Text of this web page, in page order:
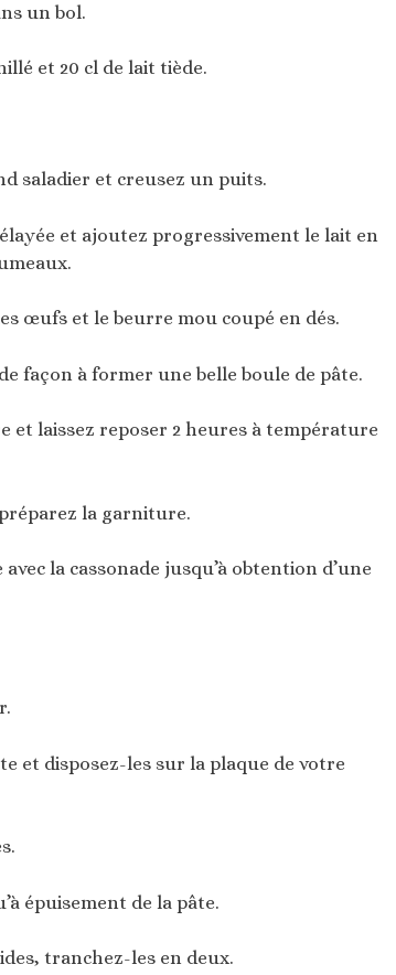
un bol.
et 20 cl de lait tiède.
saladier et creusez un puits.
et ajoutez progressivement le lait en
œufs et le beurre mou coupé en dés.
façon à former une belle boule de pâte.
et laissez reposer 2 heures à température
la garniture.
la cassonade jusqu’à obtention d’une
et disposez-les sur la plaque de votre
épuisement de la pâte.
tranchez-les en deux.